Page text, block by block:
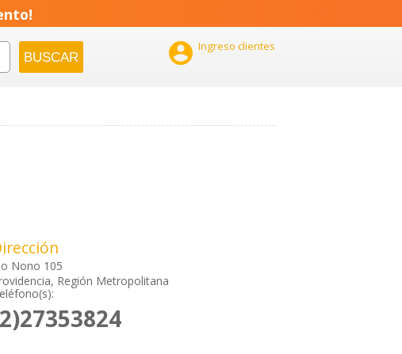
 Ingreso clientes
Nono 105
Región Metropolitana